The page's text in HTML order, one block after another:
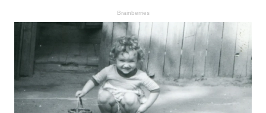
Brainberries